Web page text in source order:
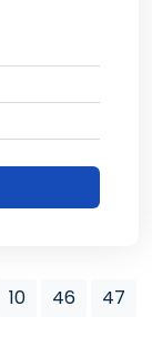
10 46 47